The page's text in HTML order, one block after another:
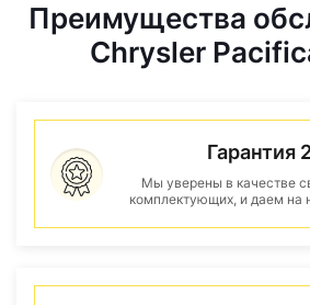
Преимущества
Chrysler
Гарантия
Мы уверены в качестве
комплектующих, и даем на